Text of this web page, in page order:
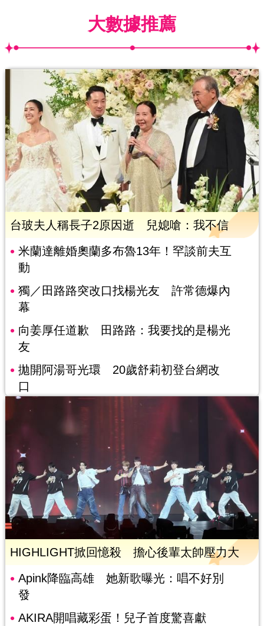
大數據推薦
台玻夫人稱長子2原因逝 兒媳嗆：我不信
米蘭達離婚奧蘭多布魯13年！罕談前夫互
動
獨／田路路突改口找楊光友 許常德爆內
幕
向姜厚任道歉 田路路：我要找的是楊光
友
拋開阿湯哥光環 20歲舒莉初登台網改
口
HIGHLIGHT掀回憶殺 擔心後輩太帥壓力大
Apink降臨高雄 她新歌曝光：唱不好別
發
AKIRA開唱藏彩蛋！兒子首度驚喜獻